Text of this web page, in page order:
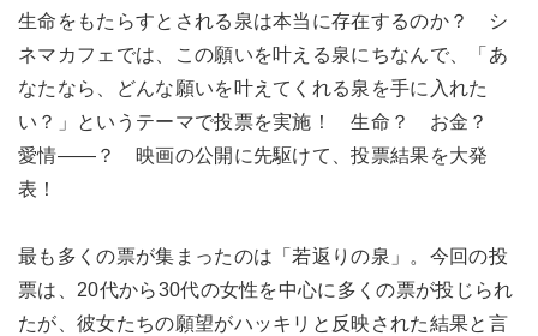
生命をもたらすとされる泉は本当に存在するのか？ シ
ネマカフェでは、この願いを叶える泉にちなんで、「あ
なたなら、どんな願いを叶えてくれる泉を手に入れた
い？」というテーマで投票を実施！ 生命？ お金？
愛情——？ 映画の公開に先駆けて、投票結果を大発
表！
最も多くの票が集まったのは「若返りの泉」。今回の投
票は、20代から30代の女性を中心に多くの票が投じられ
たが、彼女たちの願望がハッキリと反映された結果と言